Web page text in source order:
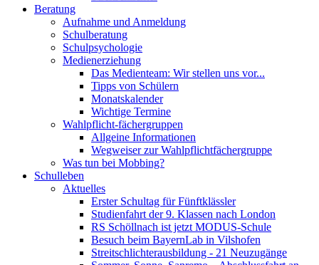
Beratung
Aufnahme und Anmeldung
Schulberatung
Schulpsychologie
Medienerziehung
Das Medienteam: Wir stellen uns vor...
Tipps von Schülern
Monatskalender
Wichtige Termine
Wahlpflicht-fächergruppen
Allgeine Informationen
Wegweiser zur Wahlpflichtfächergruppe
Was tun bei Mobbing?
Schulleben
Aktuelles
Erster Schultag für Fünftklässler
Studienfahrt der 9. Klassen nach London
RS Schöllnach ist jetzt MODUS-Schule
Besuch beim BayernLab in Vilshofen
Streitschlichterausbildung - 21 Neuzugänge